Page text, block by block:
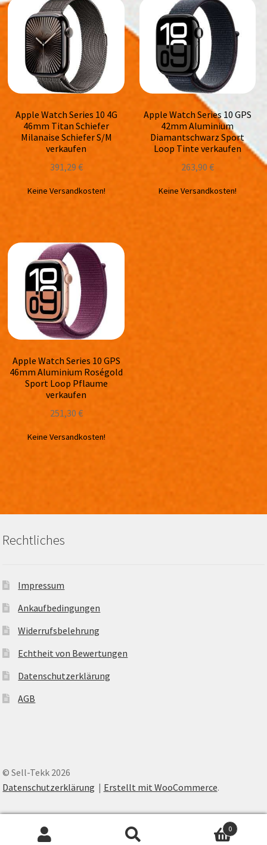
Apple Watch Series 10 4G
46mm Titan Schiefer
Milanaise Schiefer S/M
verkaufen
391,29 €
Keine Versandkosten!
Apple Watch Series 10 GPS
42mm Aluminium
Diamantschwarz Sport
Loop Tinte verkaufen
263,90 €
Keine Versandkosten!
Apple Watch Series 10 GPS
46mm Aluminium Roségold
Sport Loop Pflaume
verkaufen
251,30 €
Keine Versandkosten!
Rechtliches
Impressum
Ankaufbedingungen
Widerrufsbelehrung
Echtheit von Bewertungen
Datenschutzerklärung
AGB
© Sell-Tekk 2026
Datenschutzerklärung
Erstellt mit WooCommerce.
0